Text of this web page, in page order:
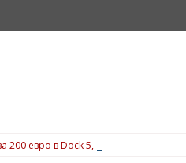
200 евро в Dock 5, вижте подробности